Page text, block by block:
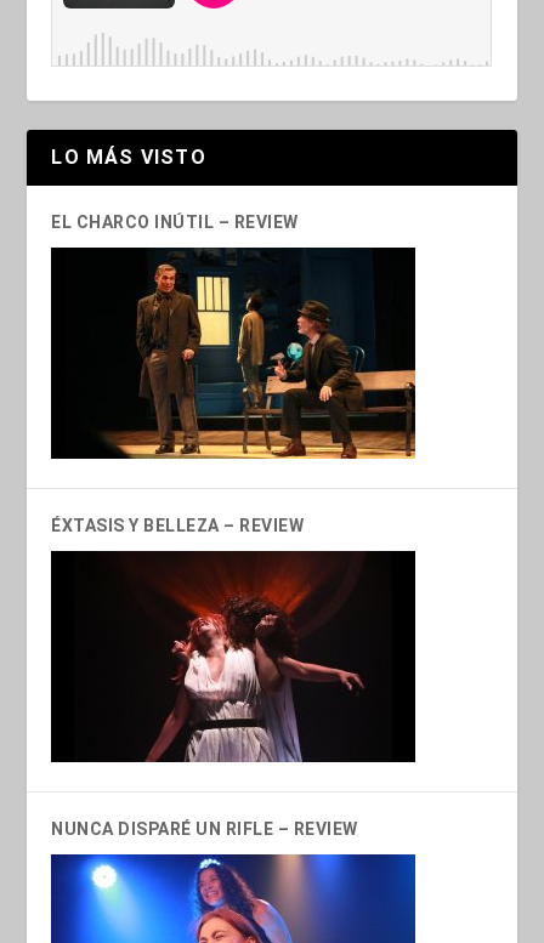
LO MÁS VISTO
EL CHARCO INÚTIL – REVIEW
ÉXTASIS Y BELLEZA – REVIEW
NUNCA DISPARÉ UN RIFLE – REVIEW